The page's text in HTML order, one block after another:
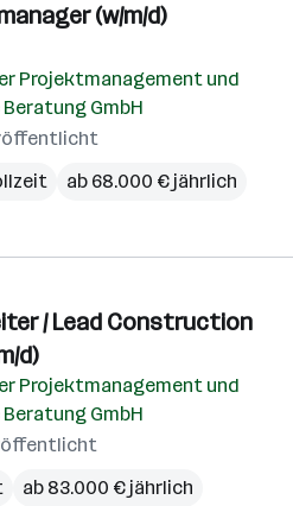
(w/m/d)
Projektmanagement und
GmbH
ab 68.000 € jährlich
/ Lead Construction
d)
Projektmanagement und
GmbH
ab 83.000 € jährlich